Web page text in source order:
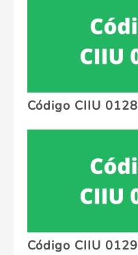
Código CIIU 0128
Código CIIU 0129